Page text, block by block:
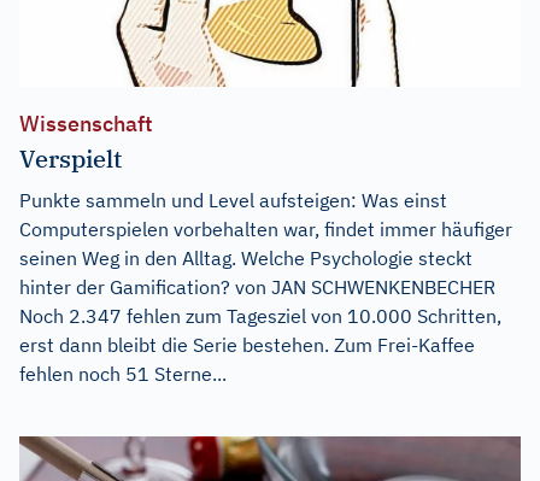
Wissenschaft
Verspielt
Punkte sammeln und Level aufsteigen: Was einst
Computerspielen vorbehalten war, findet immer häufiger
seinen Weg in den Alltag. Welche Psychologie steckt
hinter der Gamification? von JAN SCHWENKENBECHER
Noch 2.347 fehlen zum Tagesziel von 10.000 Schritten,
erst dann bleibt die Serie bestehen. Zum Frei-Kaffee
fehlen noch 51 Sterne...